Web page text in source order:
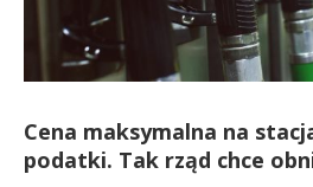
Cena maksymalna na
podatki. Tak rząd chce